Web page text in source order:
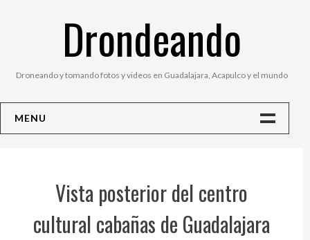
Drondeando
Droneando y tomando fotos y videos en Guadalajara, Acapulco y el mundo
MENU
Vista posterior del centro
cultural cabañas de Guadalajara